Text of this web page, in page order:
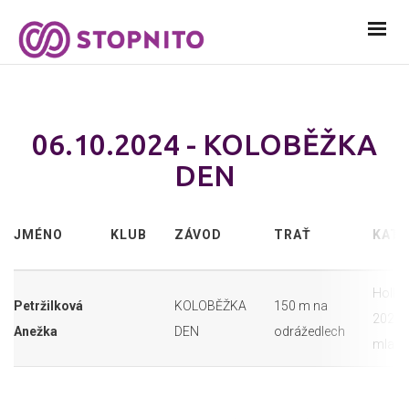
06.10.2024 - KOLOBĚŽKA
DEN
JMÉNO KLUB ZÁVOD TRAŤ
Petržilková
Anežka
KOLOBĚŽKA
DEN
150 m na
odrážedlech
Holky
2021